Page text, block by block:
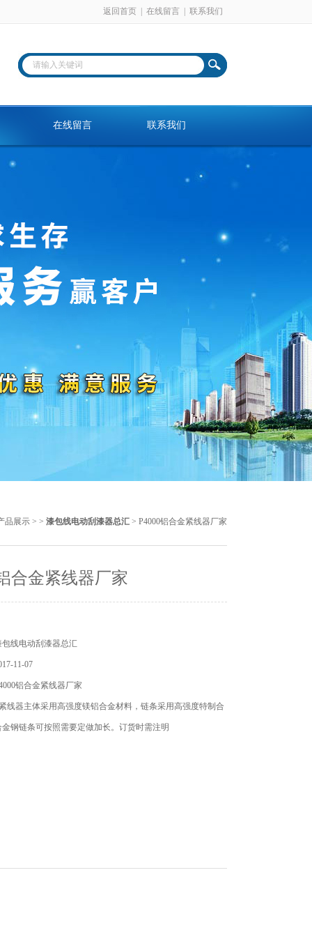
返回首页 在线留言 联系我们
在线留言 联系我们
品展示 > > 漆包线电动刮漆器总汇 > P4000铝合金紧线器厂家
合金紧线器厂家
线电动刮漆器总汇
11-07
铝合金紧线器厂家
线器主体采用高强度镁铝合金材料，链条采用高强度特制合
钢链条可按照需要定做加长。订货时需注明